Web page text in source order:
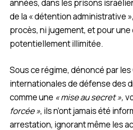
années, dans les prisons
de la « détention administrative
procès, ni jugement, et pour une
potentiellement illimitée.
Sous ce régime, dénoncé par
internationales de défense des
comme une « mise au secret »,
forcée », ils n’ont jamais été
arrestation, ignorant même les